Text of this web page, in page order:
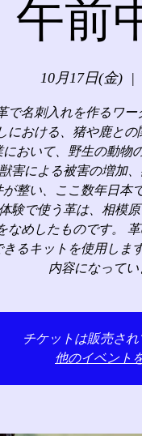
午前
10月17日(金)
  |
で名刺入れを作るワ
における、猪や鹿と
において、野生の動物
害による被害の増加
整い、ここ数年日本
験で使う革は、相模
なめしたものです。
るキットを使用しま
内容になってい
チケットは販売さ
他のイベント